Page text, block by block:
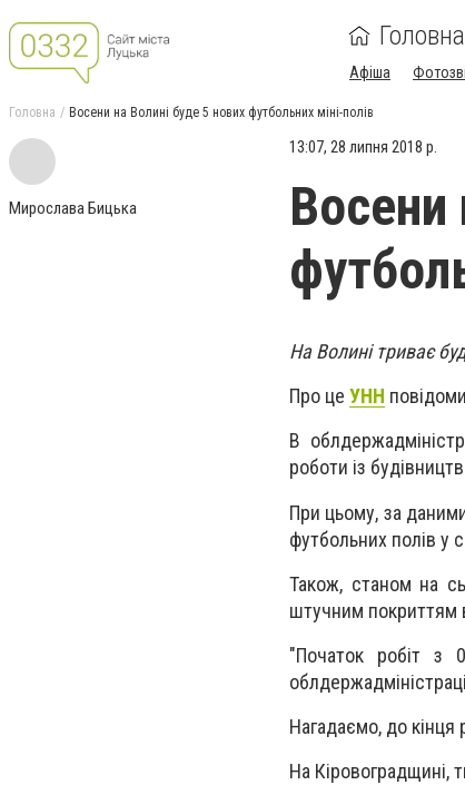
Головна
Афіша
Головна Восени на Волині буде 5 нових футбольних міні-полів
Мирослава Бицька
13:07, 28 липня 2018 р.
Восени
На Волині триває
Про це УНН
В
роботи із
При цьому, за
футбольних полів у
Також, станом на
штучним покриттям
"Початок робіт з
Нагадаємо, до
На Кіровоградщині,